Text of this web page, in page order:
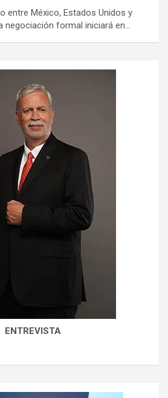
entre México, Estados Unidos y
negociación formal iniciará en…
ENTREVISTA